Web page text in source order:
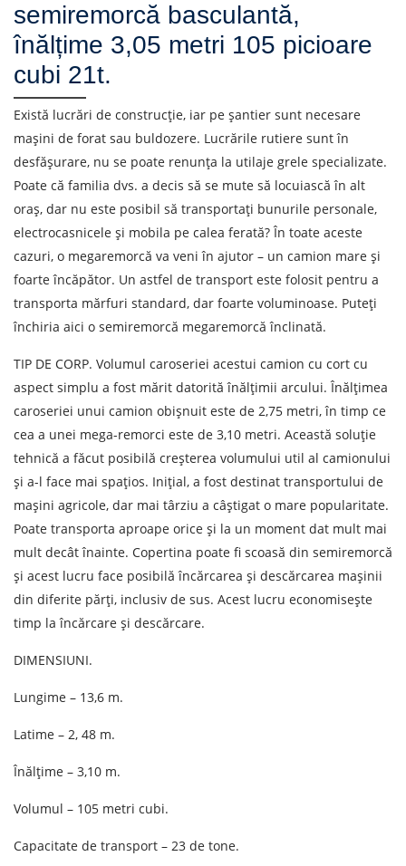
semiremorcă basculantă,
înălțime 3,05 metri 105 picioare
cubi 21t.
Există lucrări de construcție, iar pe șantier sunt necesare
mașini de forat sau buldozere. Lucrările rutiere sunt în
desfășurare, nu se poate renunța la utilaje grele specializate.
Poate că familia dvs. a decis să se mute să locuiască în alt
oraș, dar nu este posibil să transportați bunurile personale,
electrocasnicele și mobila pe calea ferată? În toate aceste
cazuri, o megaremorcă va veni în ajutor – un camion mare și
foarte încăpător. Un astfel de transport este folosit pentru a
transporta mărfuri standard, dar foarte voluminoase. Puteți
închiria aici o semiremorcă megaremorcă înclinată.
TIP DE CORP. Volumul caroseriei acestui camion cu cort cu
aspect simplu a fost mărit datorită înălțimii arcului. Înălțimea
caroseriei unui camion obișnuit este de 2,75 metri, în timp ce
cea a unei mega-remorci este de 3,10 metri. Această soluție
tehnică a făcut posibilă creșterea volumului util al camionului
și a-l face mai spațios. Inițial, a fost destinat transportului de
mașini agricole, dar mai târziu a câștigat o mare popularitate.
Poate transporta aproape orice și la un moment dat mult mai
mult decât înainte. Copertina poate fi scoasă din semiremorcă
și acest lucru face posibilă încărcarea și descărcarea mașinii
din diferite părți, inclusiv de sus. Acest lucru economisește
timp la încărcare și descărcare.
DIMENSIUNI.
Lungime – 13,6 m.
Latime – 2, 48 m.
Înălțime – 3,10 m.
Volumul – 105 metri cubi.
Capacitate de transport – 23 de tone.
Aflați despre costurile de
expediere
Descarcă țara
Descarcă orașul
Teren de descărcare